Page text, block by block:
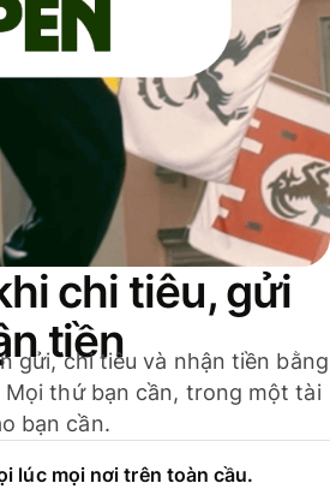
chi tiêu, gửi
tiền
gửi, chi tiêu và nhận tiền bằng
thứ bạn cần, trong một tài
bạn cần.
lúc mọi nơi trên toàn cầu.